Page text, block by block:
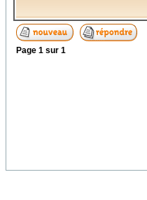
Page 1 sur 1